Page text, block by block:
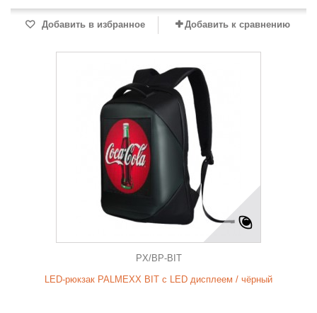
Добавить в избранное Добавить к сравнению
PX/BP-BIT
LED-рюкзак PALMEXX BIT с LED дисплеем / чёрный